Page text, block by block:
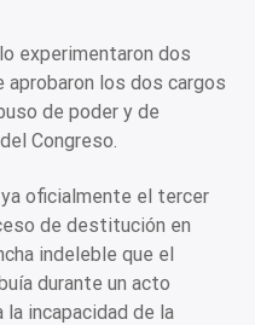
experimentaron dos
los dos cargos
de poder y de
Congreso.
oficialmente el tercer
de destitución en
indeleble que el
durante un acto
incapacidad de la